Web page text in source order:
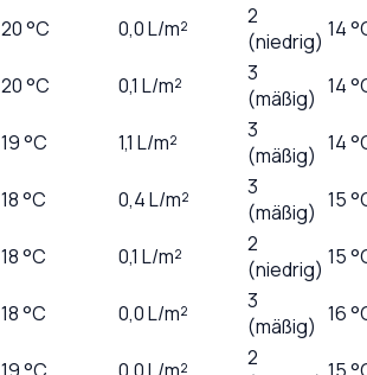
20°C 0,0L/m²
2
(niedrig) 14
20°C 0,1 L/m²
3
(mäßig) 14
19°C 1,1 L/m²
3
(mäßig) 14
18°C 0,4L/m²
3
(mäßig) 15
18°C 0,1 L/m²
2
(niedrig) 15
18°C 0,0L/m²
3
(mäßig) 16
2